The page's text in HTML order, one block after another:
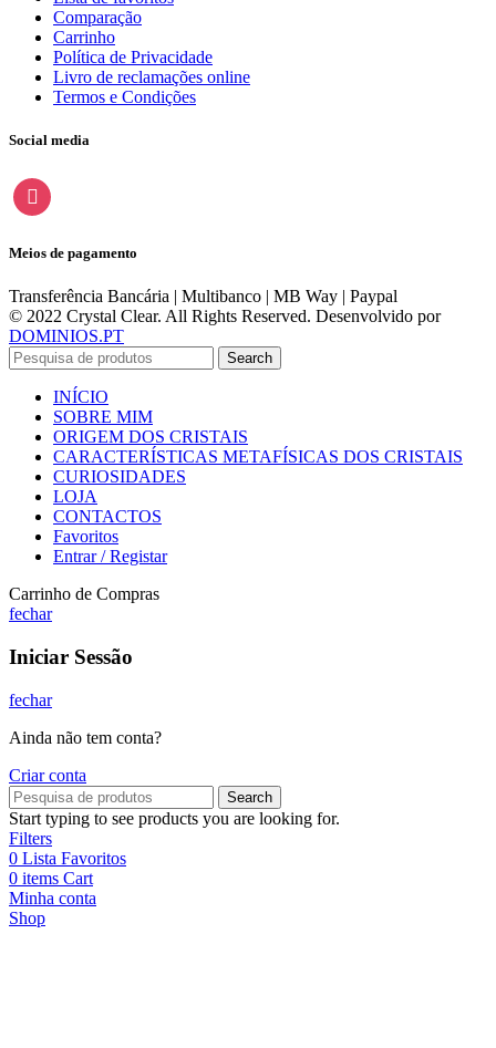
Comparação
Carrinho
Política de Privacidade
Livro de reclamações online
Termos e Condições
Social media
instagram
Meios de pagamento
Transferência Bancária | Multibanco | MB Way | Paypal
© 2022 Crystal Clear. All Rights Reserved. Desenvolvido por
DOMINIOS.PT
Search
INÍCIO
SOBRE MIM
ORIGEM DOS CRISTAIS
CARACTERÍSTICAS METAFÍSICAS DOS CRISTAIS
CURIOSIDADES
LOJA
CONTACTOS
Favoritos
Entrar / Registar
Carrinho de Compras
fechar
Iniciar Sessão
fechar
Ainda não tem conta?
Criar conta
Search
Start typing to see products you are looking for.
Filters
0 Lista Favoritos
0 items Cart
Minha conta
Shop